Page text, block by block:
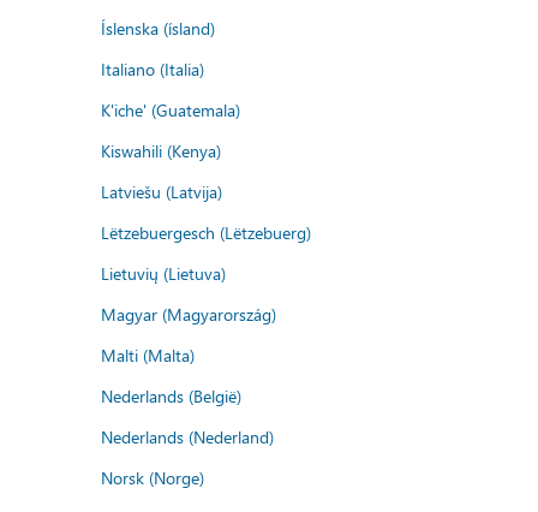
Íslenska (ísland)
Italiano (Italia)
K'iche' (Guatemala)
Kiswahili (Kenya)
Latviešu (Latvija)
Lëtzebuergesch (Lëtzebuerg)
Lietuvių (Lietuva)
Magyar (Magyarország)
Malti (Malta)
Nederlands (België)
Nederlands (Nederland)
Norsk (Norge)